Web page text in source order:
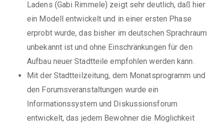
Ladens (Gabi Rimmele) zeigt sehr deutlich, daß hier
ein Modell entwickelt und in einer ersten Phase
erprobt wurde, das bisher im deutschen Sprachraum
unbekannt ist und ohne Einschränkungen für den
Aufbau neuer Stadtteile empfohlen werden kann.
Mit der Stadtteilzeitung, dem Monatsprogramm und
den Forumsveranstaltungen wurde ein
Informationssystem und Diskussionsforum
entwickelt, das jedem Bewohner die Möglichkeit